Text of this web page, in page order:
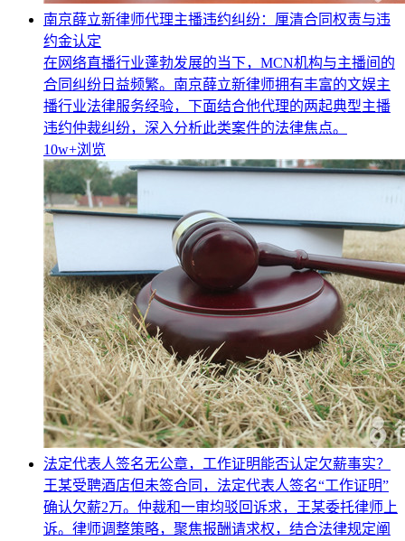
南京薛立新律师代理主播违约纠纷：厘清合同权责与违
约金认定
在网络直播行业蓬勃发展的当下，MCN机构与主播间的
合同纠纷日益频繁。南京薛立新律师拥有丰富的文娱主
播行业法律服务经验，下面结合他代理的两起典型主播
违约仲裁纠纷，深入分析此类案件的法律焦点。
10w+浏览
法定代表人签名无公章，工作证明能否认定欠薪事实？
王某受聘酒店但未签合同，法定代表人签名“工作证明”
确认欠薪2万。仲裁和一审均驳回诉求，王某委托律师上
诉。律师调整策略，聚焦报酬请求权，结合法律规定阐